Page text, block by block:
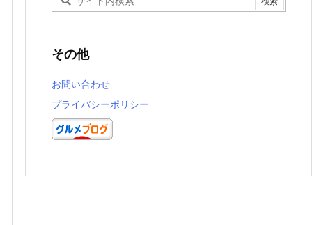
その他
お問い合わせ
プライバシーポリシー